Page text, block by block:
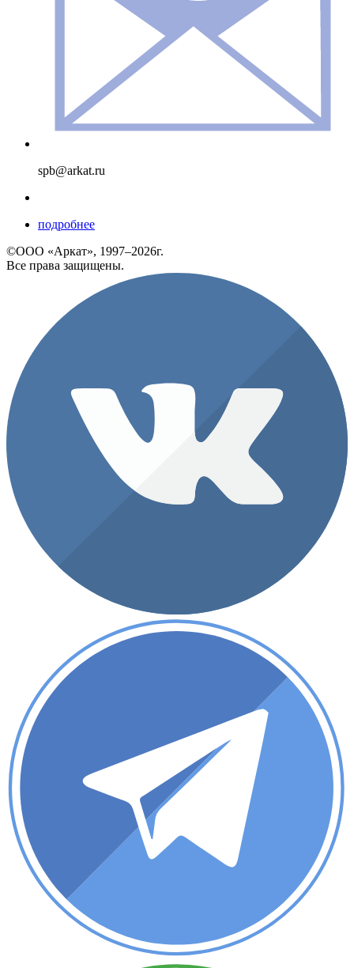
spb@arkat.ru
подробнее
©ООО «Аркат», 1997–2026г.
Все права защищены.